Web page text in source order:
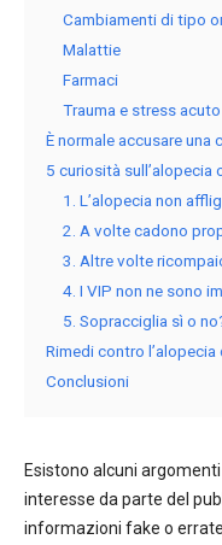
Cambiamenti di tipo
Malattie
Farmaci
Trauma e stress acuto
È normale accusare una
5 curiosità sull’alopecia
1. L’alopecia non
2. A volte cadono
3. Altre volte
4. I VIP non ne sono
5. Sopracciglia sì o
Rimedi contro
Conclusioni
Esistono alcuni
interesse da parte del
informazioni fake o